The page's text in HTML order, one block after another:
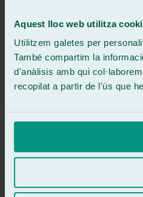
Aquest lloc web utilitza
Utilitzem galetes per
També compartim la
d'anàlisis amb qui
recopilat a partir de l'ús que
ATENCIÓ 24/7 Contacta'ns